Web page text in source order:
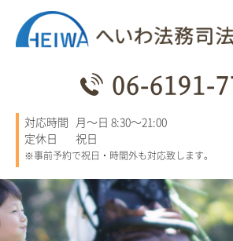
06-6191-
対応時間 月～日 8:30～21:00
定休日
祝日
※事前予約で祝日・時間外も対応致します。